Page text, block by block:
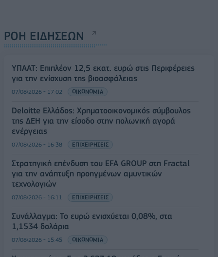
ΡΟΗ ΕΙΔΗΣΕΩΝ
ΥΠΑΑΤ: Επιπλέον 12,5 εκατ. ευρώ στις Περιφέρειες
για την ενίσχυση της βιοασφάλειας
07/08/2026 - 17:02 ΟΙΚΟΝΟΜΙΑ
Deloitte Ελλάδος: Χρηματοοικονομικός σύμβουλος
της ΔΕΗ για την είσοδο στην πολωνική αγορά
ενέργειας
07/08/2026 - 16:38 ΕΠΙΧΕΙΡΗΣΕΙΣ
Στρατηγική επένδυση του EFA GROUP στη Fractal
για την ανάπτυξη προηγμένων αμυντικών
τεχνολογιών
07/08/2026 - 16:11 ΕΠΙΧΕΙΡΗΣΕΙΣ
Συνάλλαγμα: Το ευρώ ενισχύεται 0,08%, στα
1,1534 δολάρια
07/08/2026 - 15:45 ΟΙΚΟΝΟΜΙΑ